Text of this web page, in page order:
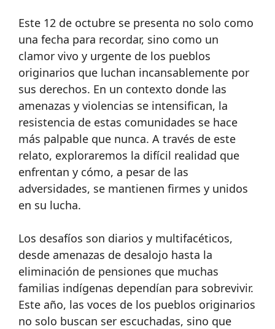
Este 12 de octubre se presenta no solo como
una fecha para recordar, sino como un
clamor vivo y urgente de los pueblos
originarios que luchan incansablemente por
sus derechos. En un contexto donde las
amenazas y violencias se intensifican, la
resistencia de estas comunidades se hace
más palpable que nunca. A través de este
relato, exploraremos la difícil realidad que
enfrentan y cómo, a pesar de las
adversidades, se mantienen firmes y unidos
en su lucha.
Los desafíos son diarios y multifacéticos,
desde amenazas de desalojo hasta la
eliminación de pensiones que muchas
familias indígenas dependían para sobrevivir.
Este año, las voces de los pueblos originarios
no solo buscan ser escuchadas, sino que